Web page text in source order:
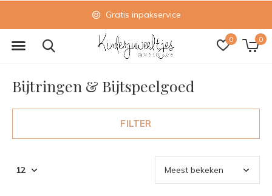
0 0
Gratis inpakservice
Bijtringen & Bijtspeelgoed
FILTER